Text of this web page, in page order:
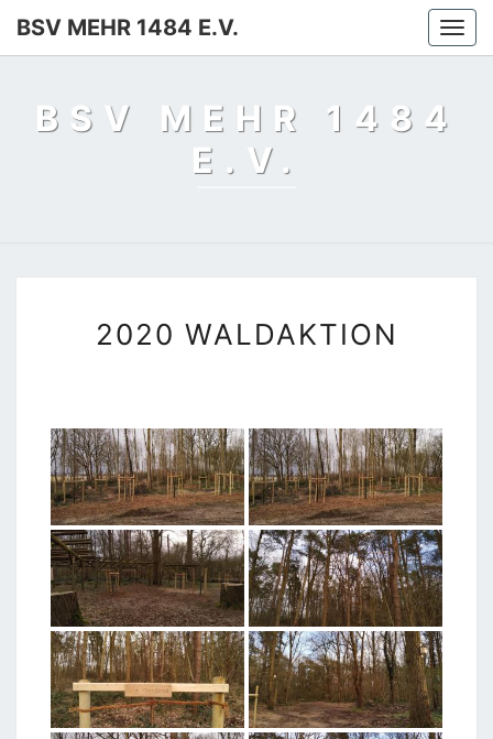
BSV MEHR 1484 E.V.
BSV MEHR 1484
E.V.
WALDAKTION
2020 WALDAKTION